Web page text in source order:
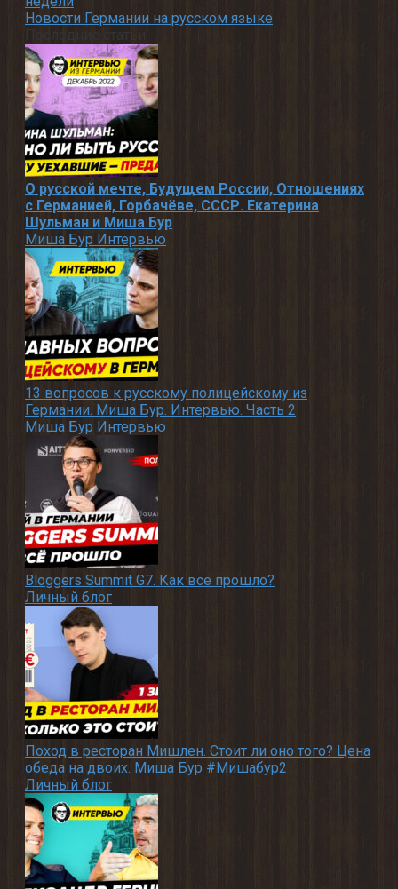
Новости Германии на русском языке
Последние статьи
О русской мечте, Будущем России, Отношениях
с Германией, Горбачёве, СССР. Екатерина
Шульман и Миша Бур
Миша Бур Интервью
13 вопросов к русскому полицейскому из
Германии. Миша Бур. Интервью. Часть 2
Миша Бур Интервью
Bloggers Summit G7. Как все прошло?
Личный блог
Поход в ресторан Мишлен. Стоит ли оно того? Цена
обеда на двоих. Миша Бур #Мишабур2
Личный блог